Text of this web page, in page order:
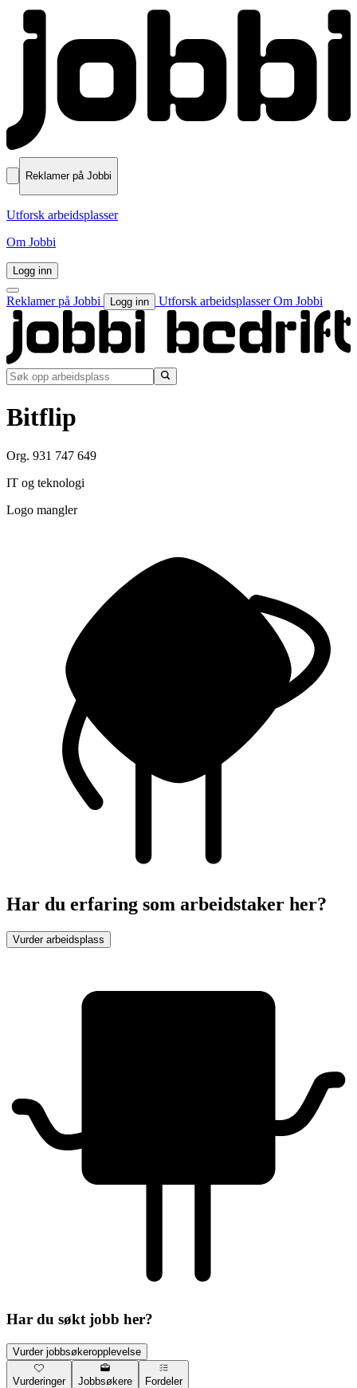
Reklamer på Jobbi
Utforsk arbeidsplasser
Om Jobbi
Logg inn
Reklamer på Jobbi Logg inn Utforsk arbeidsplasserOm Jobbi
Bitflip
Org. 931 747 649
IT og teknologi
Logo mangler
Har du erfaring som arbeidstaker her?
Vurder arbeidsplass
Har du søkt jobb her?
Vurder jobbsøkeropplevelse
Vurderinger Jobbsøkere Fordeler